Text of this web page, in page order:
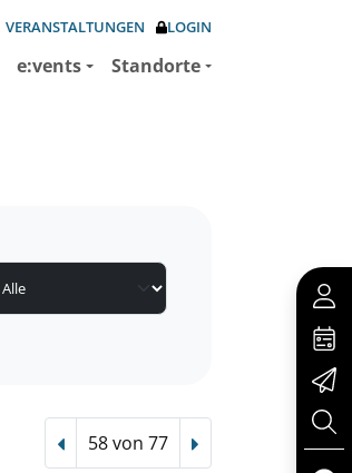
VERANSTALTUNGEN LOGIN
e:vents Standorte
Vorheriger Treffer
58 von 77 Nächster Treffer